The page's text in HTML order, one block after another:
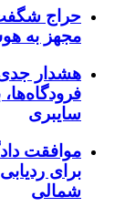
مجهز به هوش
هشدار جدی
سایبری
موافقت
شمالی